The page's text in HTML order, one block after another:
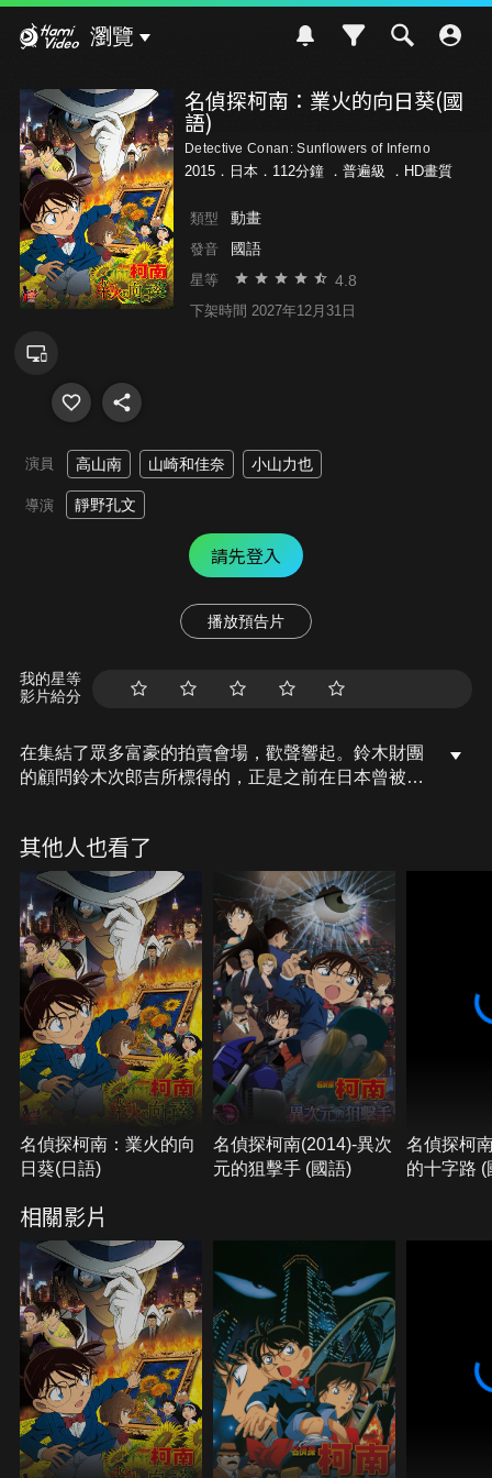
瀏覽
名偵探柯南：業火的向日葵(國
語)
Detective Conan: Sunflowers of Inferno
2015．日本．112分鐘 ． 普遍級 ．HD畫質
類型 動畫
發音 國語
星等 4.8
下架時間 2027年12月31日
演員 高山南 山崎和佳奈 小山力也
導演 靜野孔文
請先登入
播放預告片
我的星等
影片給分
在集結了眾多富豪的拍賣會場，歡聲響起。鈴木財團
的顧問鈴木次郎吉所標得的，正是之前在日本曾被報
看得目不轉睛。為此盛事，更是召集了包含毛利小五
郎在內的「七武士」來保護名畫的安全。就在這時
候，怪盜基德突然出現！將會場大肆搗亂一番後消失
在紐約上空。幾天後，乘載著「向日葵」的噴射機起
飛前往日本，卻在空中突然發生爆炸！潛伏在旁的基
德趁機奪取了「向日葵」。飛機緊急降落在羽田機
場，柯南快速趕到現場並成功取回了「向日葵」。
「平時只對巨大寶石出手的人，卻成了差點取人性命
的嫌犯…」柯南隱隱覺得不太對勁。灰原哀前往新宿
的美術館，卻在那裡發現基德的身影！現場聚集了大
批媒體，引起一陣恐慌……。
其他人也看了
名偵探柯南：業火的向
日葵(日語)
名偵探柯南(2014)-異次
元的狙擊手 (國語)
名偵探柯
的十字路 (
相關影片